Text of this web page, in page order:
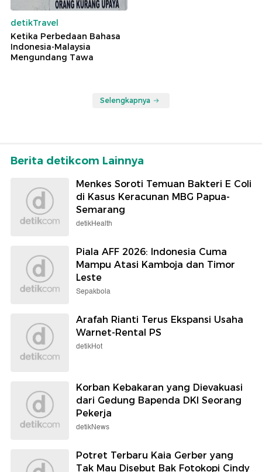
detikTravel
Ketika Perbedaan Bahasa
Indonesia-Malaysia
Mengundang Tawa
Selengkapnya
Berita detikcom Lainnya
Menkes Soroti Temuan Bakteri E Coli
di Kasus Keracunan MBG Papua-
Semarang
detikHealth
Piala AFF 2026: Indonesia Cuma
Mampu Atasi Kamboja dan Timor
Leste
Sepakbola
Arafah Rianti Terus Ekspansi Usaha
Warnet-Rental PS
detikHot
Korban Kebakaran yang Dievakuasi
dari Gedung Bapenda DKI Seorang
Pekerja
detikNews
Potret Terbaru Kaia Gerber yang
Tak Mau Disebut Bak Fotokopi Cindy